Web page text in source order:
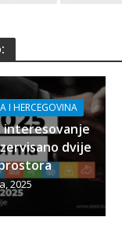
I HERCEGOVINA
interesovanje
dvije
2025